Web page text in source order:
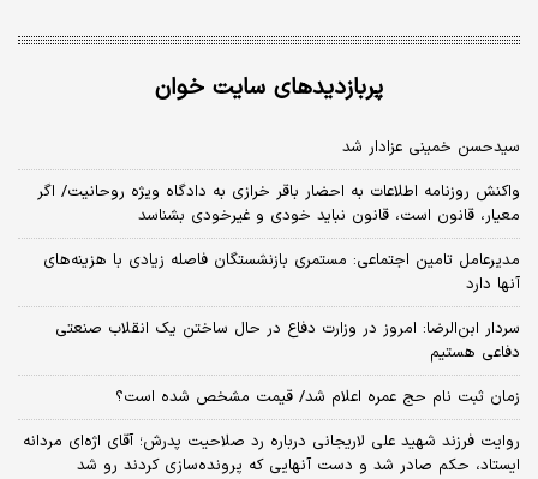
پربازدیدهای سایت خوان
سیدحسن خمینی عزادار شد
واکنش روزنامه اطلاعات به احضار باقر خرازی به دادگاه ویژه روحانیت/ اگر
معیار، قانون است، قانون نباید خودی و غیرخودی بشناسد
مدیرعامل تامین اجتماعی: مستمری بازنشستگان فاصله زیادی با هزینه‌های
آنها دارد
سردار ابن‌الرضا: امروز در وزارت دفاع در حال ساختن یک انقلاب صنعتی
دفاعی هستیم
زمان ثبت‌ نام حج عمره اعلام شد/ قیمت مشخص شده است؟
روایت فرزند شهید علی لاریجانی درباره رد صلاحیت پدرش؛ آقای اژه‌ای مردانه
ایستاد، حکم صادر شد و دست آنهایی که پرونده‌سازی کردند رو شد